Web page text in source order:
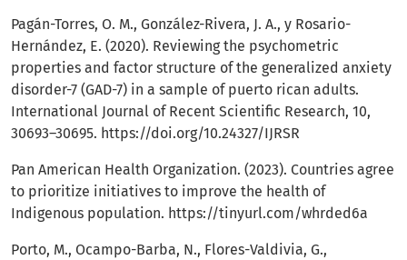
Pagán-Torres, O. M., González-Rivera, J. A., y Rosario-
Hernández, E. (2020). Reviewing the psychometric
properties and factor structure of the generalized anxiety
disorder-7 (GAD-7) in a sample of puerto rican adults.
International Journal of Recent Scientific Research, 10,
30693–30695. https://doi.org/10.24327/IJRSR
Pan American Health Organization. (2023). Countries agree
to prioritize initiatives to improve the health of
Indigenous population. https://tinyurl.com/whrded6a
Porto, M., Ocampo-Barba, N., Flores-Valdivia, G.,